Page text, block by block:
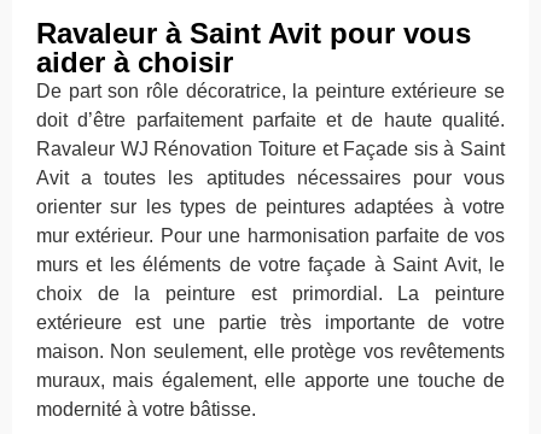
Ravaleur à Saint Avit pour vous
aider à choisir
De part son rôle décoratrice, la peinture extérieure se
doit d’être parfaitement parfaite et de haute qualité.
Ravaleur WJ Rénovation Toiture et Façade sis à Saint
Avit a toutes les aptitudes nécessaires pour vous
orienter sur les types de peintures adaptées à votre
mur extérieur. Pour une harmonisation parfaite de vos
murs et les éléments de votre façade à Saint Avit, le
choix de la peinture est primordial. La peinture
extérieure est une partie très importante de votre
maison. Non seulement, elle protège vos revêtements
muraux, mais également, elle apporte une touche de
modernité à votre bâtisse.